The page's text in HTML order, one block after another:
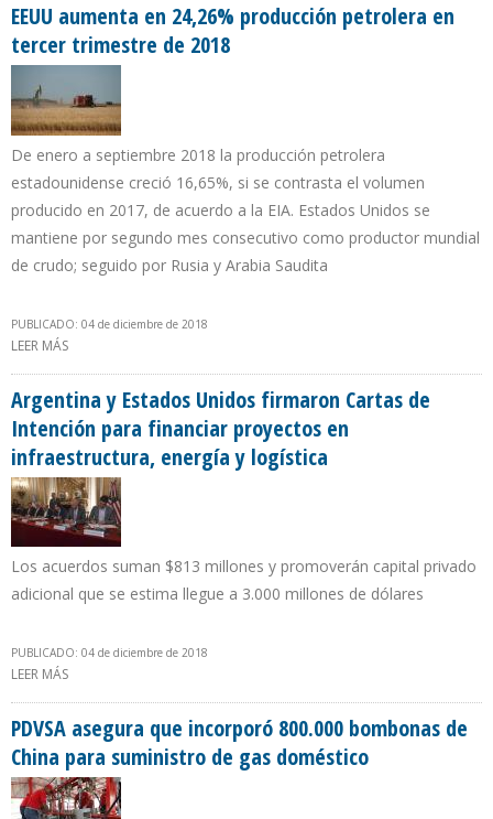
EEUU aumenta en 24,26% producción petrolera en
tercer trimestre de 2018
De enero a septiembre 2018 la producción petrolera
estadounidense creció 16,65%, si se contrasta el volumen
producido en 2017, de acuerdo a la EIA. Estados Unidos se
mantiene por segundo mes consecutivo como productor mundial
de crudo; seguido por Rusia y Arabia Saudita
PUBLICADO: 04 de diciembre de 2018
LEER MÁS
Argentina y Estados Unidos firmaron Cartas de
Intención para financiar proyectos en
infraestructura, energía y logística
Los acuerdos suman $813 millones y promoverán capital privado
adicional que se estima llegue a 3.000 millones de dólares
PUBLICADO: 04 de diciembre de 2018
LEER MÁS
ENERGÍA Y LOGÍSTICA
PDVSA asegura que incorporó 800.000 bombonas de
China para suministro de gas doméstico